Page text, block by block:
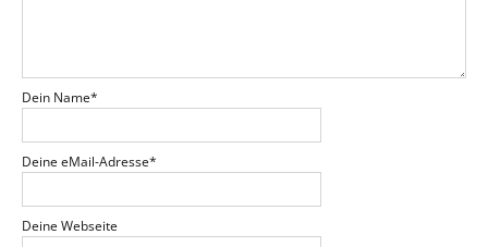
Dein Name*
Deine eMail-Adresse*
Deine Webseite